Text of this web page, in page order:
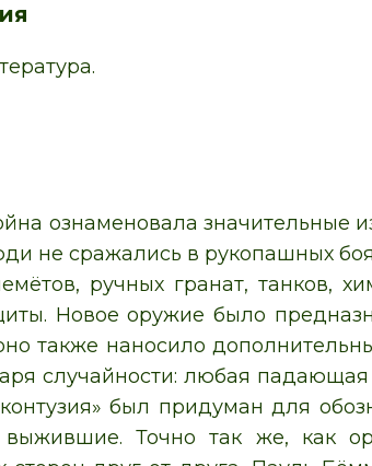
ознаменовала значительные
не сражались в рукопашных
ручных гранат, танков,
Новое оружие было
также наносило
случайности: любая
был придуман для
выжившие. Точно так же, как